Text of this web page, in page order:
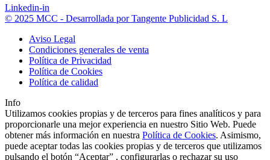
Linkedin-in
© 2025 MCC - Desarrollada por Tangente Publicidad S. L
Aviso Legal
Condiciones generales de venta
Política de Privacidad
Política de Cookies
Política de calidad
Info
Utilizamos cookies propias y de terceros para fines analíticos y para
proporcionarle una mejor experiencia en nuestro Sitio Web. Puede
obtener más información en nuestra Política de Cookies. Asimismo,
puede aceptar todas las cookies propias y de terceros que utilizamos
pulsando el botón “Aceptar” , configurarlas o rechazar su uso